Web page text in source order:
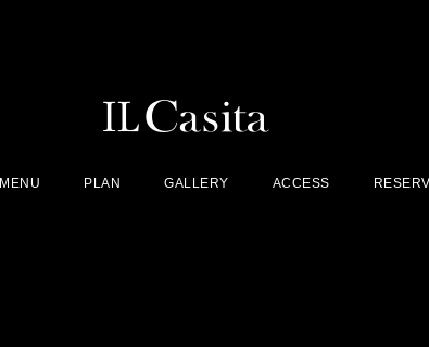
MENU PLAN GALLERY ACCESS